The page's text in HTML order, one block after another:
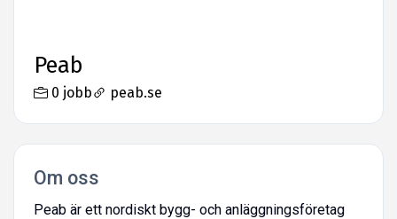
Peab
0 jobb peab.se
Om oss
Peab är ett nordiskt bygg- och anläggningsföretag